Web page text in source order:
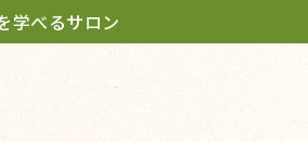
学べるサロン